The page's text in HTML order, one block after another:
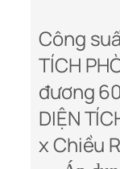
Công
TÍCH
đương
DIỆN
x Chiều